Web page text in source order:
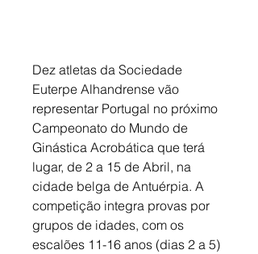
Dez atletas da Sociedade
Euterpe Alhandrense vão
representar Portugal no próximo
Campeonato do Mundo de
Ginástica Acrobática que terá
lugar, de 2 a 15 de Abril, na
cidade belga de Antuérpia. A
competição integra provas por
grupos de idades, com os
escalões 11-16 anos (dias 2 a 5)